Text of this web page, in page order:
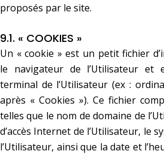
proposés par le site.
9.1. « COOKIES »
Un « cookie » est un petit fichier
le navigateur de l’Utilisateur et
terminal de l’Utilisateur (ex :
après « Cookies »). Ce fichier
telles que le nom de domaine de
d’accès Internet de l’Utilisateur, le
l’Utilisateur, ainsi que la date et